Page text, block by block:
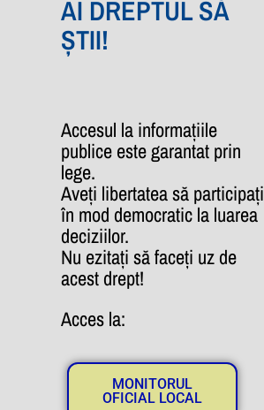
AI DREPTUL SĂ
ȘTII!
Accesul la informațiile
publice este garantat prin
lege.
Aveți libertatea să participați
în mod democratic la luarea
deciziilor.
Nu ezitați să faceți uz de
acest drept!
Acces la:
MONITORUL
OFICIAL LOCAL